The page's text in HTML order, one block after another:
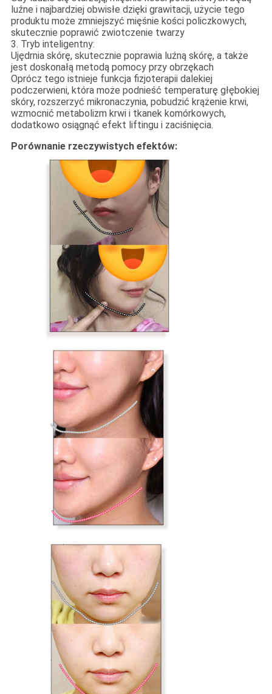
luźne i najbardziej obwisłe dzięki grawitacji, użycie tego
produktu może zmniejszyć mięśnie kości policzkowych,
skutecznie poprawić zwiotczenie twarzy
3. Tryb inteligentny:
Ujędrnia skórę, skutecznie poprawia luźną skórę, a także
jest doskonałą metodą pomocy przy obrzękach
Oprócz tego istnieje funkcja fizjoterapii dalekiej
podczerwieni, która może podnieść temperaturę głębokiej
skóry, rozszerzyć mikronaczynia, pobudzić krążenie krwi,
wzmocnić metabolizm krwi i tkanek komórkowych,
dodatkowo osiągnąć efekt liftingu i zaciśnięcia.
Porównanie rzeczywistych efektów: